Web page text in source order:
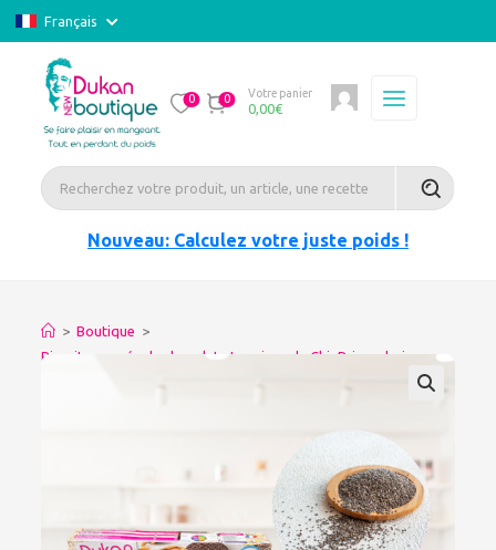
Français
0 0 Votre panier
0,00€
Nouveau: Calculez votre juste poids !
> Boutique >
Biscuits nappés de chocolat et graines de ChiaPrix en baisse